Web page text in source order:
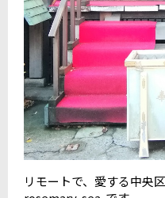
リモートで、愛する中央